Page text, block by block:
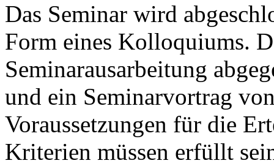
Das Seminar wird
Form eines Kolloquiums.
Seminarausarbeitung
und ein Seminarvortrag
Voraussetzungen für die
Kriterien müssen erfüllt